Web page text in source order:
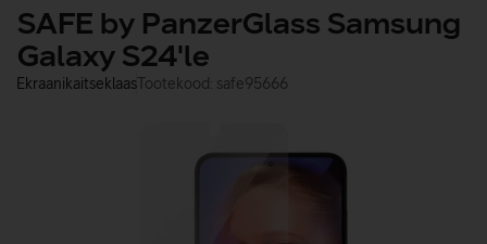
SAFE by PanzerGlass Samsung
Galaxy S24'le
EkraanikaitseklaasTootekood: safe95666